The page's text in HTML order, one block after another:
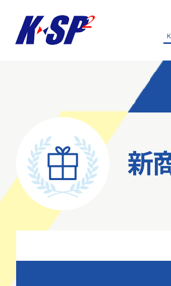
新